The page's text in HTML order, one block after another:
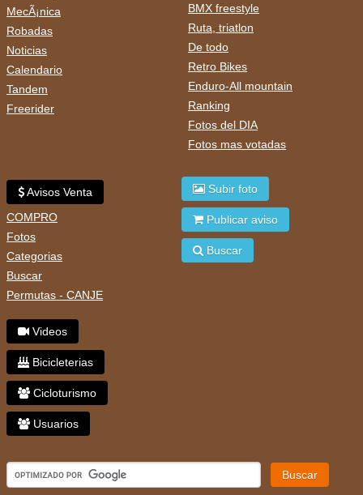
MecÃ¡nica
Robadas
Noticias
Calendario
Tandem
Freerider
BMX freestyle
Ruta, triatlon
De todo
Retro Bikes
Enduro-All mountain
Ranking
Fotos del DIA
Fotos mas votadas
Avisos Venta
COMPRO
Fotos
Categorias
Buscar
Permutas - CANJE
Videos
Bicicleterias
Cicloturismo
Usuarios
Subir foto
Publicar aviso
Buscar
Buscar